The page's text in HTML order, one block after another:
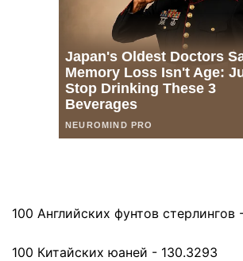
100 Английских фунтов стерлингов
100 Китайских юаней - 130.3293